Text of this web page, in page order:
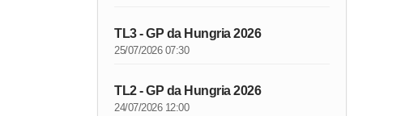
TL3 - GP da Hungria 2026
25/07/2026 07:30
TL2 - GP da Hungria 2026
24/07/2026 12:00